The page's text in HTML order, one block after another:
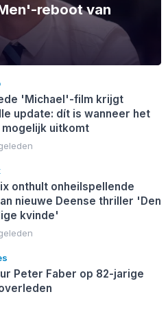
reboot van
'Michael'-film krijgt
update: dít is wanneer het
uitkomt
onthult onheilspellende
nieuwe Deense thriller 'Den
kvinde'
Peter Faber op 82-jarige